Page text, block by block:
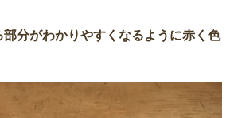
分がわかりやすくなるように赤く色